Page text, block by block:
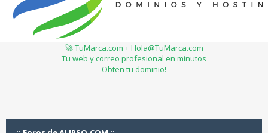
🚀 TuMarca.com + Hola@TuMarca.com
Tu web y correo profesional en minutos
Obten tu dominio!